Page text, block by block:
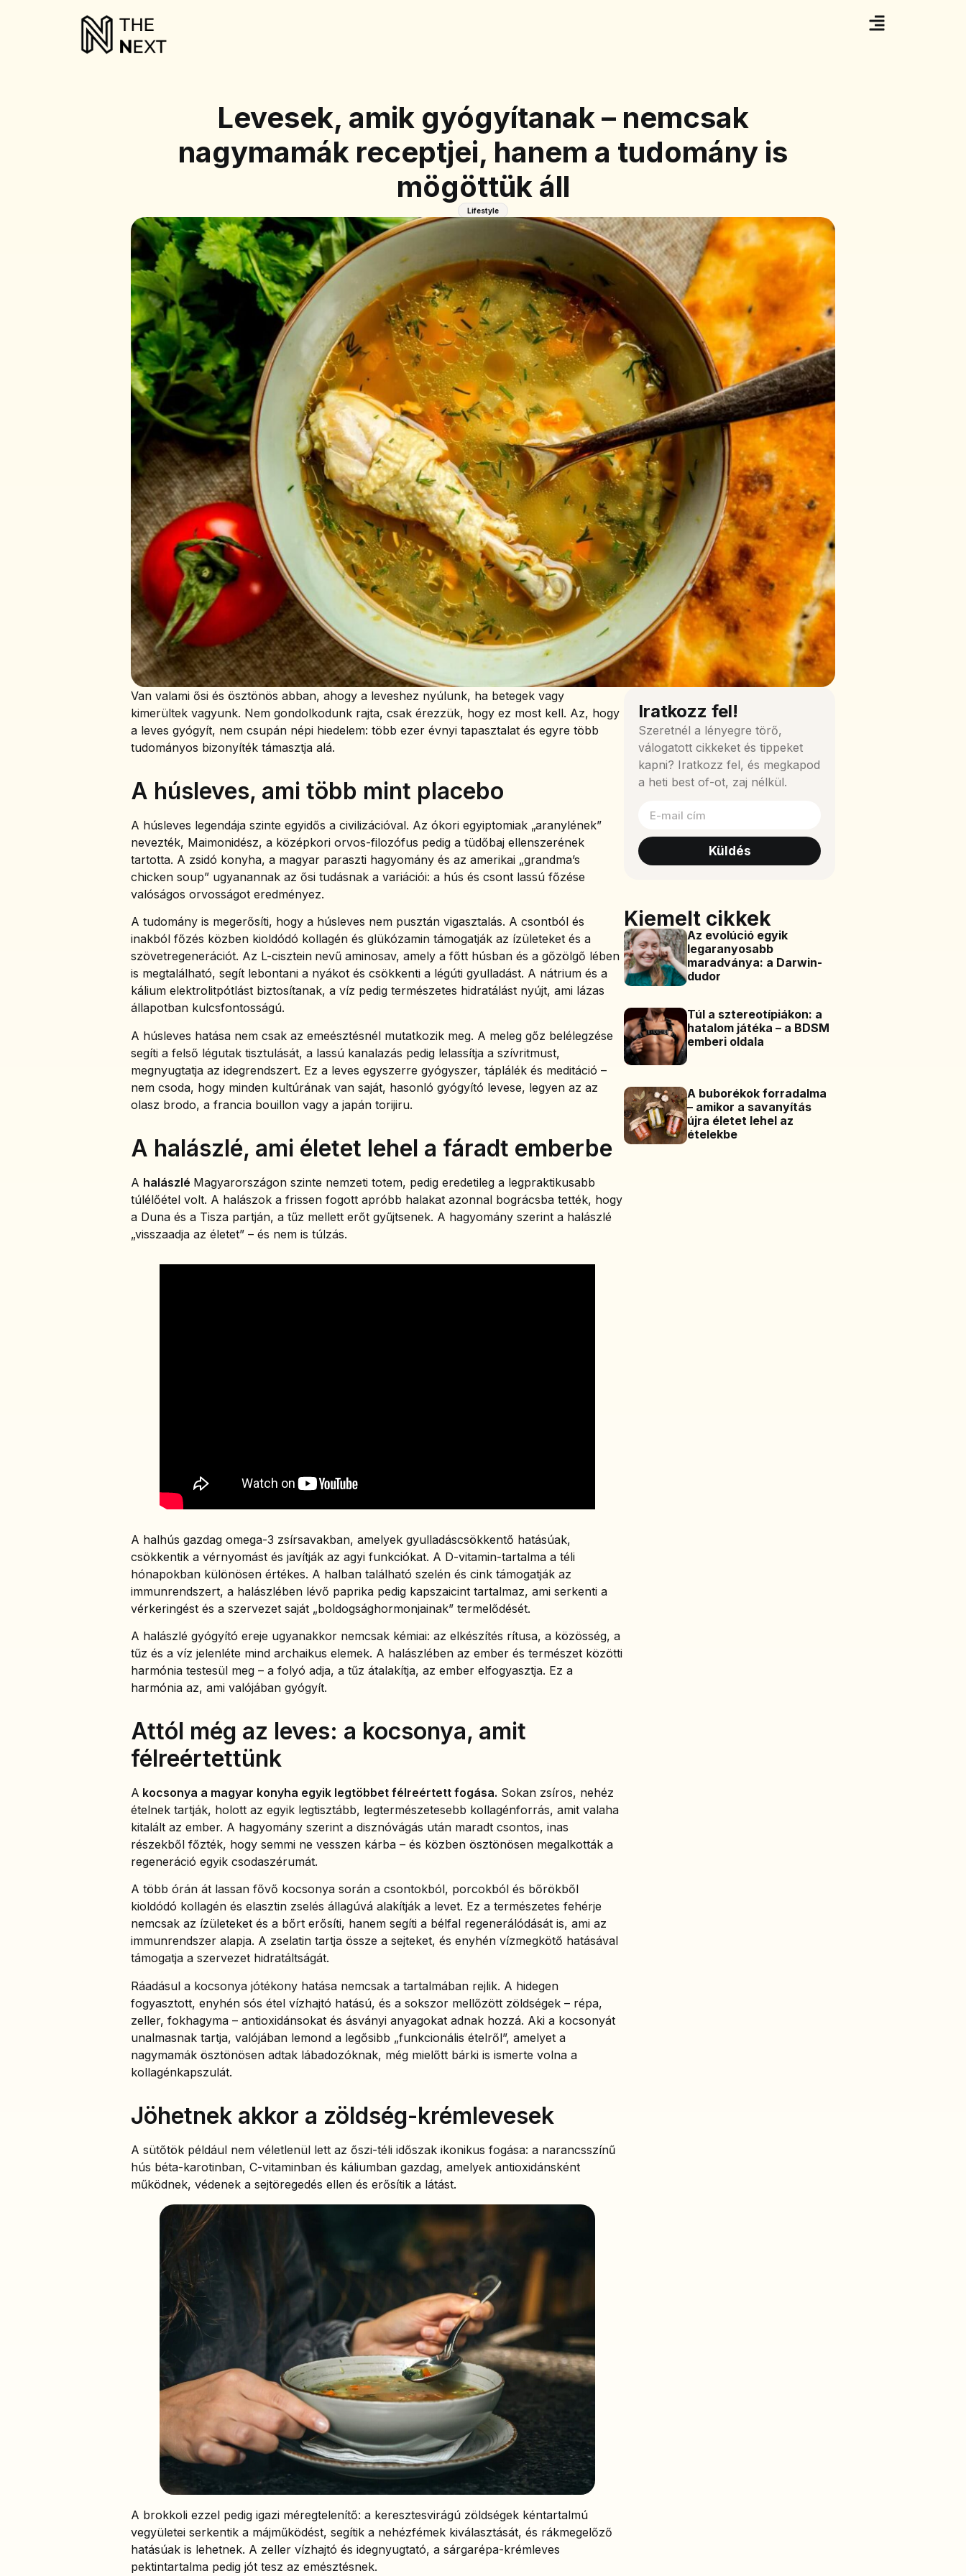
Levesek, amik gyógyítanak – nemcsak
nagymamák receptjei, hanem a tudomány is
mögöttük áll
Lifestyle
Van valami ősi és ösztönös abban, ahogy a leveshez nyúlunk, ha betegek vagy
kimerültek vagyunk. Nem gondolkodunk rajta, csak érezzük, hogy ez most kell. Az, hogy
a leves gyógyít, nem csupán népi hiedelem: több ezer évnyi tapasztalat és egyre több
tudományos bizonyíték támasztja alá.
A húsleves, ami több mint placebo
A húsleves legendája szinte egyidős a civilizációval. Az ókori egyiptomiak „aranylének”
nevezték, Maimonidész, a középkori orvos-filozófus pedig a tüdőbaj ellenszerének
tartotta. A zsidó konyha, a magyar paraszti hagyomány és az amerikai „grandma’s
chicken soup” ugyanannak az ősi tudásnak a variációi: a hús és csont lassú főzése
valóságos orvosságot eredményez.
A tudomány is megerősíti, hogy a húsleves nem pusztán vigasztalás. A csontból és
inakból főzés közben kioldódó kollagén és glükózamin támogatják az ízületeket és a
szövetregenerációt. Az L-cisztein nevű aminosav, amely a főtt húsban és a gőzölgő lében
is megtalálható, segít lebontani a nyákot és csökkenti a légúti gyulladást. A nátrium és a
kálium elektrolitpótlást biztosítanak, a víz pedig természetes hidratálást nyújt, ami lázas
állapotban kulcsfontosságú.
A húsleves hatása nem csak az emeésztésnél mutatkozik meg. A meleg gőz belélegzése
segíti a felső légutak tisztulását, a lassú kanalazás pedig lelassítja a szívritmust,
megnyugtatja az idegrendszert. Ez a leves egyszerre gyógyszer, táplálék és meditáció –
nem csoda, hogy minden kultúrának van saját, hasonló gyógyító levese, legyen az az
olasz brodo, a francia bouillon vagy a japán torijiru.
A halászlé, ami életet lehel a fáradt emberbe
A halászlé Magyarországon szinte nemzeti totem, pedig eredetileg a legpraktikusabb
túlélőétel volt. A halászok a frissen fogott apróbb halakat azonnal bográcsba tették, hogy
a Duna és a Tisza partján, a tűz mellett erőt gyűjtsenek. A hagyomány szerint a halászlé
„visszaadja az életet” – és nem is túlzás.
A halhús gazdag omega-3 zsírsavakban, amelyek gyulladáscsökkentő hatásúak,
csökkentik a vérnyomást és javítják az agyi funkciókat. A D-vitamin-tartalma a téli
hónapokban különösen értékes. A halban található szelén és cink támogatják az
immunrendszert, a halászlében lévő paprika pedig kapszaicint tartalmaz, ami serkenti a
vérkeringést és a szervezet saját „boldogsághormonjainak” termelődését.
A halászlé gyógyító ereje ugyanakkor nemcsak kémiai: az elkészítés rítusa, a közösség, a
tűz és a víz jelenléte mind archaikus elemek. A halászlében az ember és természet közötti
harmónia testesül meg – a folyó adja, a tűz átalakítja, az ember elfogyasztja. Ez a
harmónia az, ami valójában gyógyít.
Attól még az leves: a kocsonya, amit
félreértettünk
A kocsonya a magyar konyha egyik legtöbbet félreértett fogása. Sokan zsíros, nehéz
ételnek tartják, holott az egyik legtisztább, legtermészetesebb kollagénforrás, amit valaha
kitalált az ember. A hagyomány szerint a disznóvágás után maradt csontos, inas
részekből főzték, hogy semmi ne vesszen kárba – és közben ösztönösen megalkották a
regeneráció egyik csodaszérumát.
A több órán át lassan fővő kocsonya során a csontokból, porcokból és bőrökből
kioldódó kollagén és elasztin zselés állagúvá alakítják a levet. Ez a természetes fehérje
nemcsak az ízületeket és a bőrt erősíti, hanem segíti a bélfal regenerálódását is, ami az
immunrendszer alapja. A zselatin tartja össze a sejteket, és enyhén vízmegkötő hatásával
támogatja a szervezet hidratáltságát.
Ráadásul a kocsonya jótékony hatása nemcsak a tartalmában rejlik. A hidegen
fogyasztott, enyhén sós étel vízhajtó hatású, és a sokszor mellőzött zöldségek – répa,
zeller, fokhagyma – antioxidánsokat és ásványi anyagokat adnak hozzá. Aki a kocsonyát
unalmasnak tartja, valójában lemond a legősibb „funkcionális ételről”, amelyet a
nagymamák ösztönösen adtak lábadozóknak, még mielőtt bárki is ismerte volna a
kollagénkapszulát.
Jöhetnek akkor a zöldség-krémlevesek
A sütőtök például nem véletlenül lett az őszi-téli időszak ikonikus fogása: a narancsszínű
hús béta-karotinban, C-vitaminban és káliumban gazdag, amelyek antioxidánsként
működnek, védenek a sejtöregedés ellen és erősítik a látást.
A brokkoli ezzel pedig igazi méregtelenítő: a keresztesvirágú zöldségek kéntartalmú
vegyületei serkentik a májműködést, segítik a nehézfémek kiválasztását, és rákmegelőző
hatásúak is lehetnek. A zeller vízhajtó és idegnyugtató, a sárgarépa-krémleves
pektintartalma pedig jót tesz az emésztésnek.
Iratkozz fel!
Szeretnél a lényegre törő,
válogatott cikkeket és tippeket
kapni? Iratkozz fel, és megkapod
a heti best of-ot, zaj nélkül.
Küldés
Kiemelt cikkek
Az evolúció egyik
legaranyosabb
maradványa: a Darwin-
dudor
Túl a sztereotípiákon: a
hatalom játéka – a BDSM
emberi oldala
A buborékok forradalma
– amikor a savanyítás
újra életet lehel az
ételekbe